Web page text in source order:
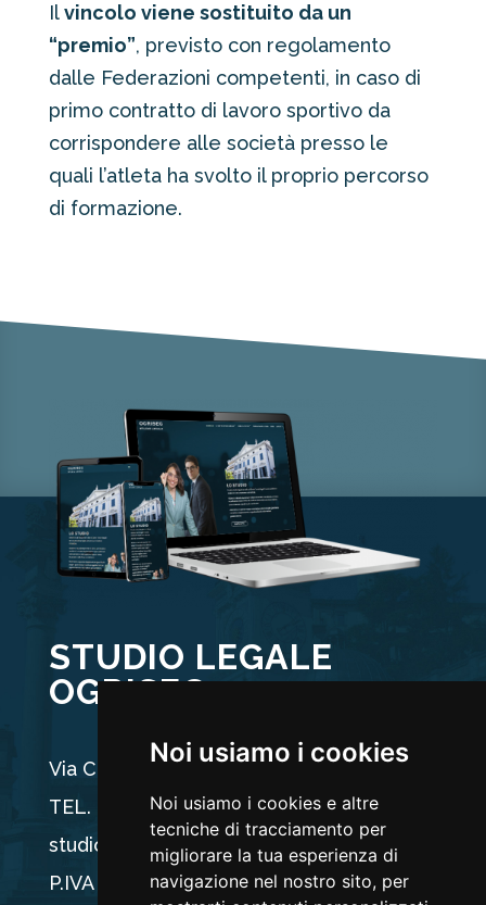
Noi usiamo i cookies
Noi usiamo i cookies e altre
tecniche di tracciamento per
migliorare la tua esperienza di
navigazione nel nostro sito, per
Ilvincolo viene sostituito da un
“premio”, previsto con regolamento
dalle Federazioni competenti, in caso di
primo contratto di lavoro sportivo da
corrispondere alle società presso le
quali l’atleta ha svolto il proprio percorso
di formazione.
STUDIO LEGALE
OGRISEG
Via Carducci 44, 33100 Udine
TEL. +39 0432 512704
studio@ogriseg.legal
P.IVA 02590960304